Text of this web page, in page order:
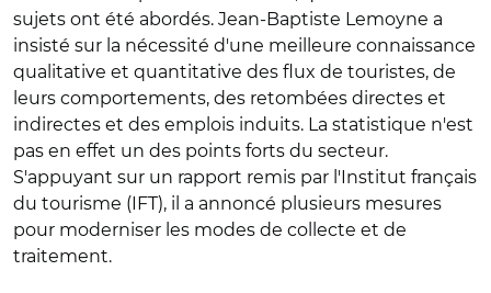
sujets ont été abordés. Jean-Baptiste Lemoyne a
insisté sur la nécessité d'une meilleure connaissance
qualitative et quantitative des flux de touristes, de
leurs comportements, des retombées directes et
indirectes et des emplois induits. La statistique n'est
pas en effet un des points forts du secteur.
S'appuyant sur un rapport remis par l'Institut français
du tourisme (IFT), il a annoncé plusieurs mesures
pour moderniser les modes de collecte et de
traitement.